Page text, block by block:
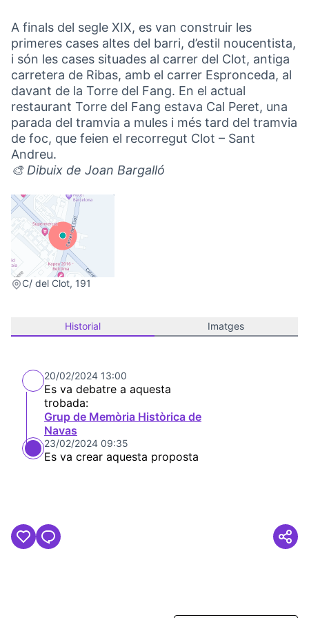
A finals del segle XIX, es van construir les
primeres cases altes del barri, d’estil noucentista,
i són les cases situades al carrer del Clot, antiga
carretera de Ribas, amb el carrer Espronceda, al
davant de la Torre del Fang. En el actual
restaurant Torre del Fang estava Cal Peret, una
parada del tramvia a mules i més tard del tramvia
de foc, que feien el recorregut Clot – Sant
Andreu.
🎨 Dibuix de Joan Bargalló
C/ del Clot, 191
(Link externo)
Historial Imatges
20/02/2024 13:00
Es va debatre a aquesta
trobada:
Grup de Memòria Històrica de
Navas
23/02/2024 09:35
Es va crear aquesta proposta